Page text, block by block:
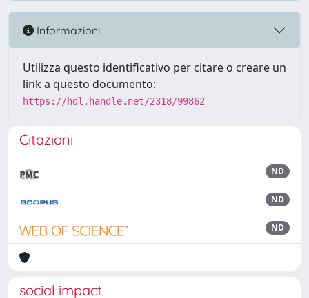
Informazioni
Utilizza questo identificativo per citare o creare un
link a questo documento:
https://hdl.handle.net/2318/99862
Citazioni
ND
ND
ND
social impact